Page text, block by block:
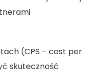
(CPS – cost per
skuteczność